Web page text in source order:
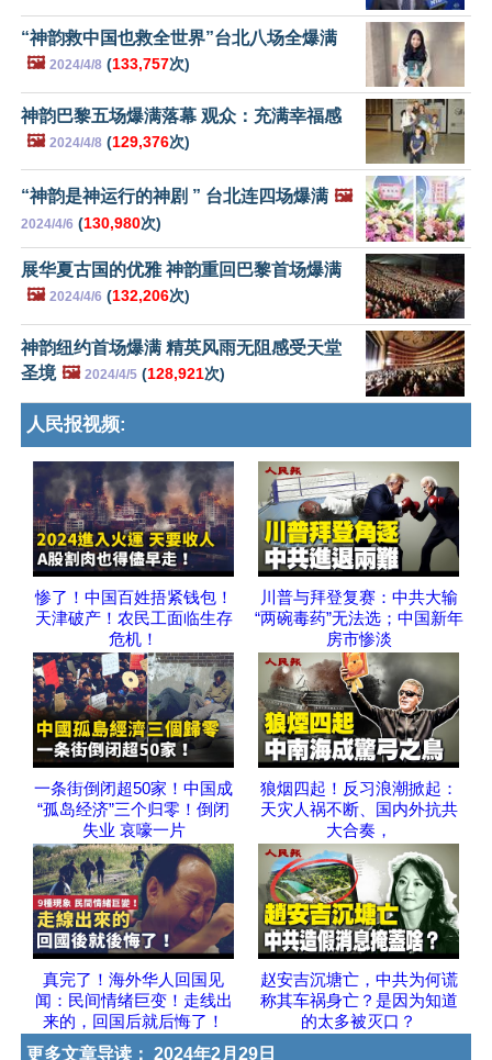
“神韵救中国也救全世界”台北八场全爆满
🖼️ 2024/4/8 (133,757次)
神韵巴黎五场爆满落幕 观众：充满幸福感
🖼️ 2024/4/8 (129,376次)
“神韵是神运行的神剧 ” 台北连四场爆满 🖼️
2024/4/6 (130,980次)
展华夏古国的优雅 神韵重回巴黎首场爆满
🖼️ 2024/4/6 (132,206次)
神韵纽约首场爆满 精英风雨无阻感受天堂
圣境 🖼️ 2024/4/5 (128,921次)
人民报视频:
惨了！中国百姓捂紧钱包！
天津破产！农民工面临生存
危机！
川普与拜登复赛：中共大输
“两碗毒药”无法选；中国新年
房市惨淡
一条街倒闭超50家！中国成
“孤岛经济”三个归零！倒闭
失业 哀嚎一片
狼烟四起！反习浪潮掀起：
天灾人祸不断、国内外抗共
大合奏，
真完了！海外华人回国见
闻：民间情绪巨变！走线出
来的，回国后就后悔了！
赵安吉沉塘亡，中共为何谎
称其车祸身亡？是因为知道
的太多被灭口？
更多文章导读： 2024年2月29日